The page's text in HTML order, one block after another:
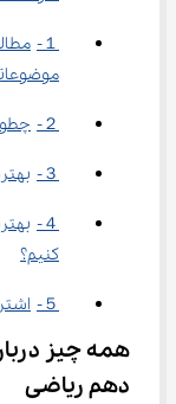
１-
موضوعاتی
２-	چطور می‌توانیم در درس فارسی دهم نمره ۲۰ بگیریم؟
３-	بهترین روش یادگیری فارسی دهم ریاضی چیست ؟
４-
کنیم؟
５-	اشتراک‌های مدرسه مجازی آی نو چگونه است؟
همه چیز
دهم ریاضی